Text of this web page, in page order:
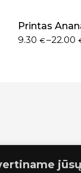
Printas
9.30 €–22.00